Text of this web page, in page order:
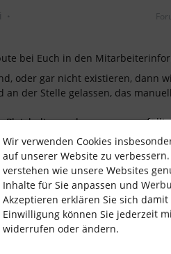
bei Euch in den
oder gar nicht existieren, dann
an der Stelle gelassen, das
Platzhalter auch nur
diesen Prozess auch keine
Wir verwenden Cookies
auf unserer Website zu
verstehen wie unsere Websites
Inhalte für Sie anpassen und
Akzeptieren erklären Sie sich
Einwilligung können Sie jederzeit
widerrufen oder ändern.